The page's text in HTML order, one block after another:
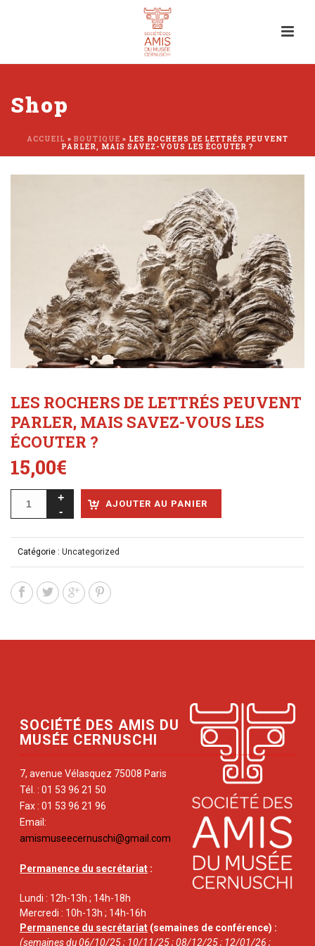
Shop
ACCUEIL » BOUTIQUE » LES ROCHERS DE LETTRÉS PEUVENT
PARLER, MAIS SAVEZ-VOUS LES ÉCOUTER ?
LES ROCHERS DE LETTRÉS PEUVENT
PARLER, MAIS SAVEZ-VOUS LES
ÉCOUTER ?
15,00€
AJOUTER AU PANIER
Catégorie : Uncategorized
SOCIÉTÉ DES AMIS DU
MUSÉE CERNUSCHI
7, avenue Vélasquez 75008 Paris
Tél. : 01 53 96 21 50
Fax : 01 53 96 21 96
Email:
amismuseecernuschi@gmail.com
Permanence du secrétariat :
Lundi : 12h-13h ; 14h-18h
Mercredi : 10h-13h ; 14h-16h
Permanence du secrétariat (semaines de conférence) :
(semaines du 06/10/25 ; 10/11/25 ; 08/12/25 ; 12/01/26 ;